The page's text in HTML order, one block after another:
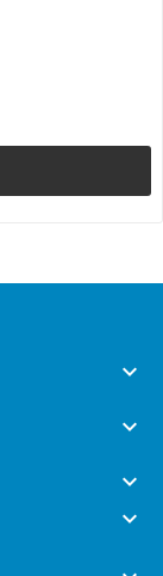



